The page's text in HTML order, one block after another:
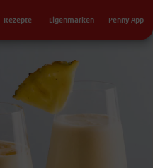
Rezepte Eigenmarken Penny App